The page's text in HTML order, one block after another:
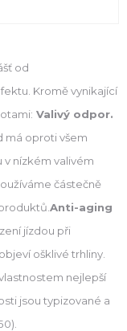
od
Kromě vynikající
Valivý odpor.
má oproti všem
nízkém valivém
částečně
Anti-aging
jízdou při
ošklivé trhliny.
nejlepší
jsou typizované a